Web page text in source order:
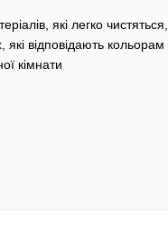
які легко
відповідають кольорам
кімнати